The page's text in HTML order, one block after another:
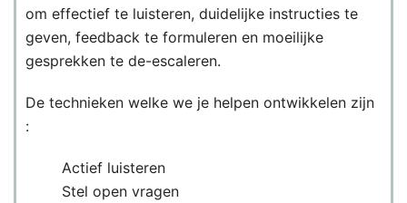
om effectief te luisteren, duidelijke instructies te
geven, feedback te formuleren en moeilijke
gesprekken te de-escaleren.
De technieken welke we je helpen ontwikkelen zijn
:
Actief luisteren
Stel open vragen